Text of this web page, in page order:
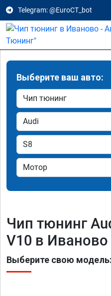
Telegram: @EuroCT_bot
Выберите ваш авто:
Чип тюнинг
V10 в Иваново
Выберите свою модель: